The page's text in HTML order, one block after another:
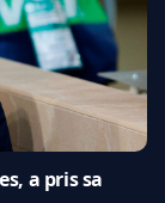
a pris sa